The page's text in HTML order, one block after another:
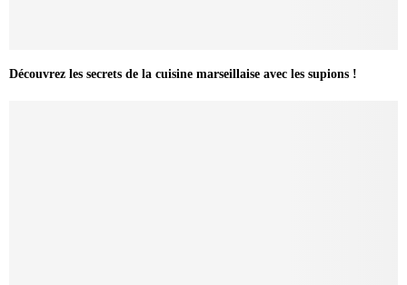
Découvrez les secrets de la cuisine marseillaise avec les supions !